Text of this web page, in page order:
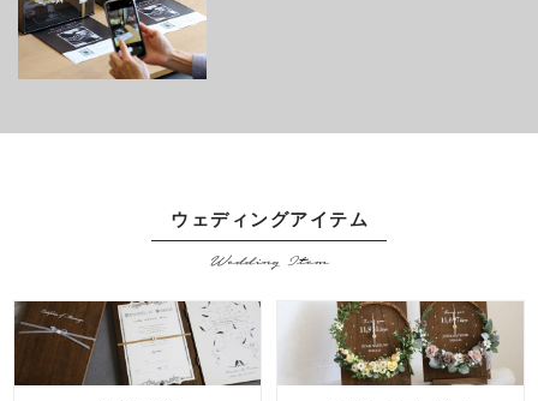
ウェディングアイテム
Wedding Item